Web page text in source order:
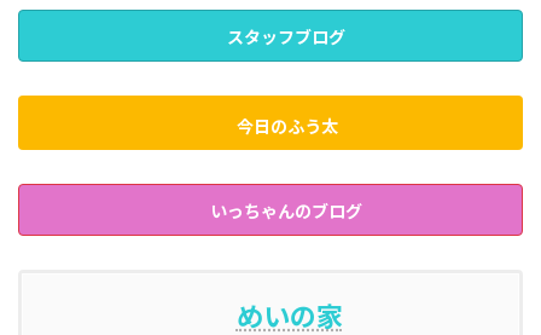
スタッフブログ
今日のふう太
いっちゃんのブログ
めいの家